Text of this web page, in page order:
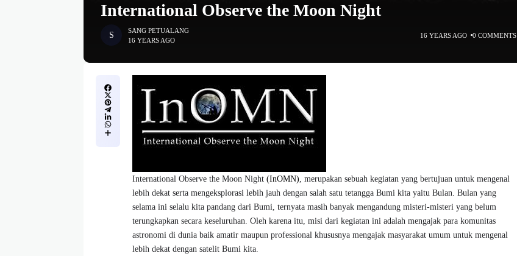
International Observe the Moon Night
SANG PETUALANG
16 YEARS AGO
16 YEARS AGO 0 COMMENTS
International Observe the Moon Night (InOMN), merupakan sebuah kegiatan yang bertujuan untuk mengenal
lebih dekat serta mengeksplorasi lebih jauh dengan salah satu tetangga Bumi kita yaitu Bulan. Bulan yang
selama ini selalu kita pandang dari Bumi, ternyata masih banyak mengandung misteri-misteri yang belum
terungkapkan secara keseluruhan. Oleh karena itu, misi dari kegiatan ini adalah mengajak para komunitas
astronomi di dunia baik amatir maupun professional khususnya mengajak masyarakat umum untuk mengenal
lebih dekat dengan satelit Bumi kita.